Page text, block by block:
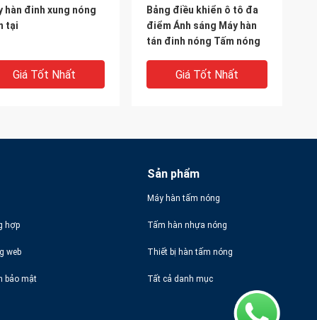
hàn đinh xung nóng
tại
Giá Tốt Nhất
Bảng điều khiển ô tô đa
điểm Ánh sáng Máy hàn
tán đinh nóng Tấm nóng
Giá Tốt Nhất
máy hàn điểm tán
Máy hàn đinh tán siêu âm
Servo Bảng điều khiển
cửa Hệ thống tán đinh
hợp
web
bảo mật
Sản phẩm
Máy hàn tấm nóng
Tấm hàn nhựa nóng
Thiết bị hàn tấm nóng
Tất cả danh mục